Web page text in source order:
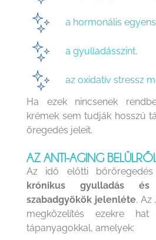
a hormonális
a gyulladásszint,
az oxidatív stressz
Ha ezek nincsenek
krémek sem tudják hosszú
öregedés jeleit.
AZ ANTI-AGING
Az idő előtti
krónikus gyulladás
szabadgyökök jelenléte. Az
megközelítés ezekre
tápanyagokkal, amelyek: